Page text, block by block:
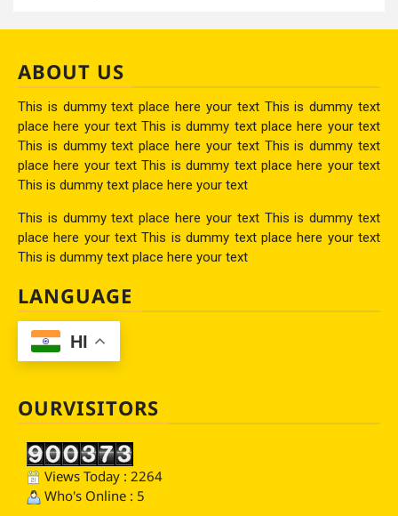
ABOUT US
This is dummy text place here your text This is dummy text
place here your text This is dummy text place here your text
This is dummy text place here your text This is dummy text
place here your text This is dummy text place here your text
This is dummy text place here your text
This is dummy text place here your text This is dummy text
place here your text This is dummy text place here your text
This is dummy text place here your text
LANGUAGE
HI
OURVISITORS
Views Today : 2264
Who's Online : 5